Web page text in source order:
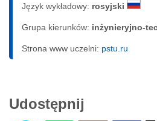
Język wykładowy: rosyjski
Grupa kierunków: inżynieryjno-
Strona www uczelni: pstu.ru
Udostępnij